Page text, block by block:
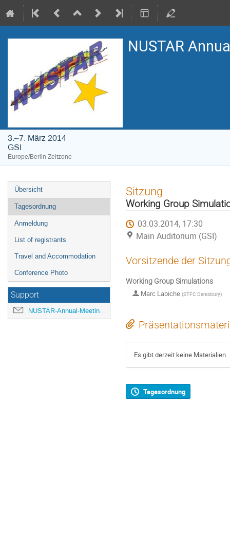
NUSTAR
3.–7. März 2014
GSI
Europe/Berlin Zeitzone
Veranstaltungsmenü
Übersicht
Tagesordnung
Anmeldung
List of registrants
Travel and Accommodation
Conference Photo
Support
NUSTAR-Annual-Meeting@gsi.de
Sitzung
Working Group
03.03.2014, 17:30
Main Auditorium (GSI)
Vorsitzende der
Working Group Simulations
Marc Labiche (STFC Daresbury)
Es gibt derzeit keine Materialien.
Tagesordnung